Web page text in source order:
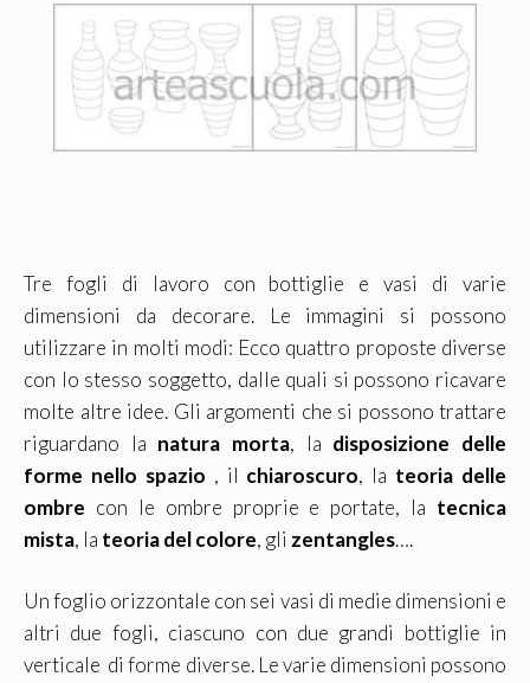
Tre fogli di lavoro con bottiglie e vasi di varie
dimensioni da decorare. Le immagini si possono
utilizzare in molti modi: Ecco quattro proposte diverse
con lo stesso soggetto, dalle quali si possono ricavare
molte altre idee. Gli argomenti che si possono trattare
riguardano la natura morta, la disposizione delle
forme nello spazio , il chiaroscuro, la teoria delle
ombre con le ombre proprie e portate, la tecnica
mista, la teoria del colore, gli zentangles….
Un foglio orizzontale con sei vasi di medie dimensioni e
altri due fogli, ciascuno con due grandi bottiglie in
verticale di forme diverse. Le varie dimensioni possono